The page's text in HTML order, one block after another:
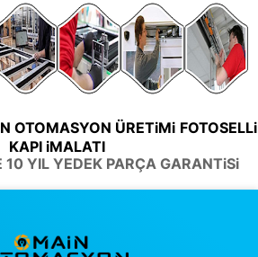
OTOMASYON ÜRETiMi FOTOSELLi
KAPI iMALATI
YIL YEDEK PARÇA GARANTiSi